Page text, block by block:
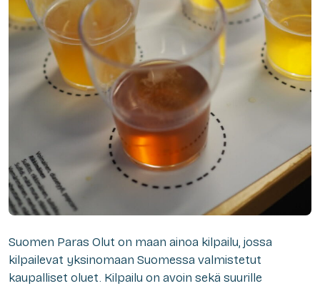
Suomen Paras Olut on maan ainoa kilpailu, jossa
kilpailevat yksinomaan Suomessa valmistetut
kaupalliset oluet. Kilpailu on avoin sekä suurille